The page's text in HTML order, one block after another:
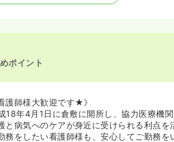
ポイント
護師様大歓迎です★》
年4月1日に倉敷に開所し、協力医療機
と病気へのケアが身近に受けられる利点を
務をしたい看護師様も、安心してご勤務を